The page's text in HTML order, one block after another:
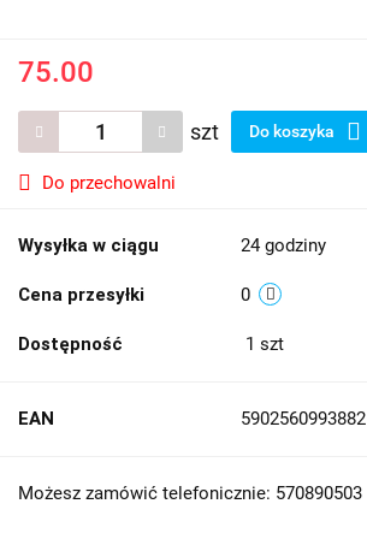
75.00
szt Do koszyka
Do przechowalni
Wysyłka w ciągu 24 godziny
Cena przesyłki 0
Dostępność 1 szt
EAN 5902560993882
Możesz zamówić telefonicznie: 570890503